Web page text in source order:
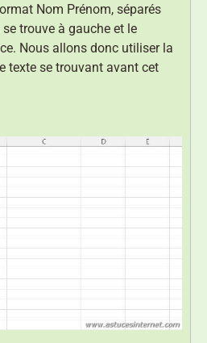
Nom Prénom, séparés
trouve à gauche et le
Nous allons donc utiliser la
texte se trouvant avant cet